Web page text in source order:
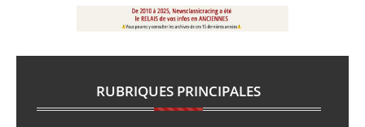
RUBRIQUES PRINCIPALES